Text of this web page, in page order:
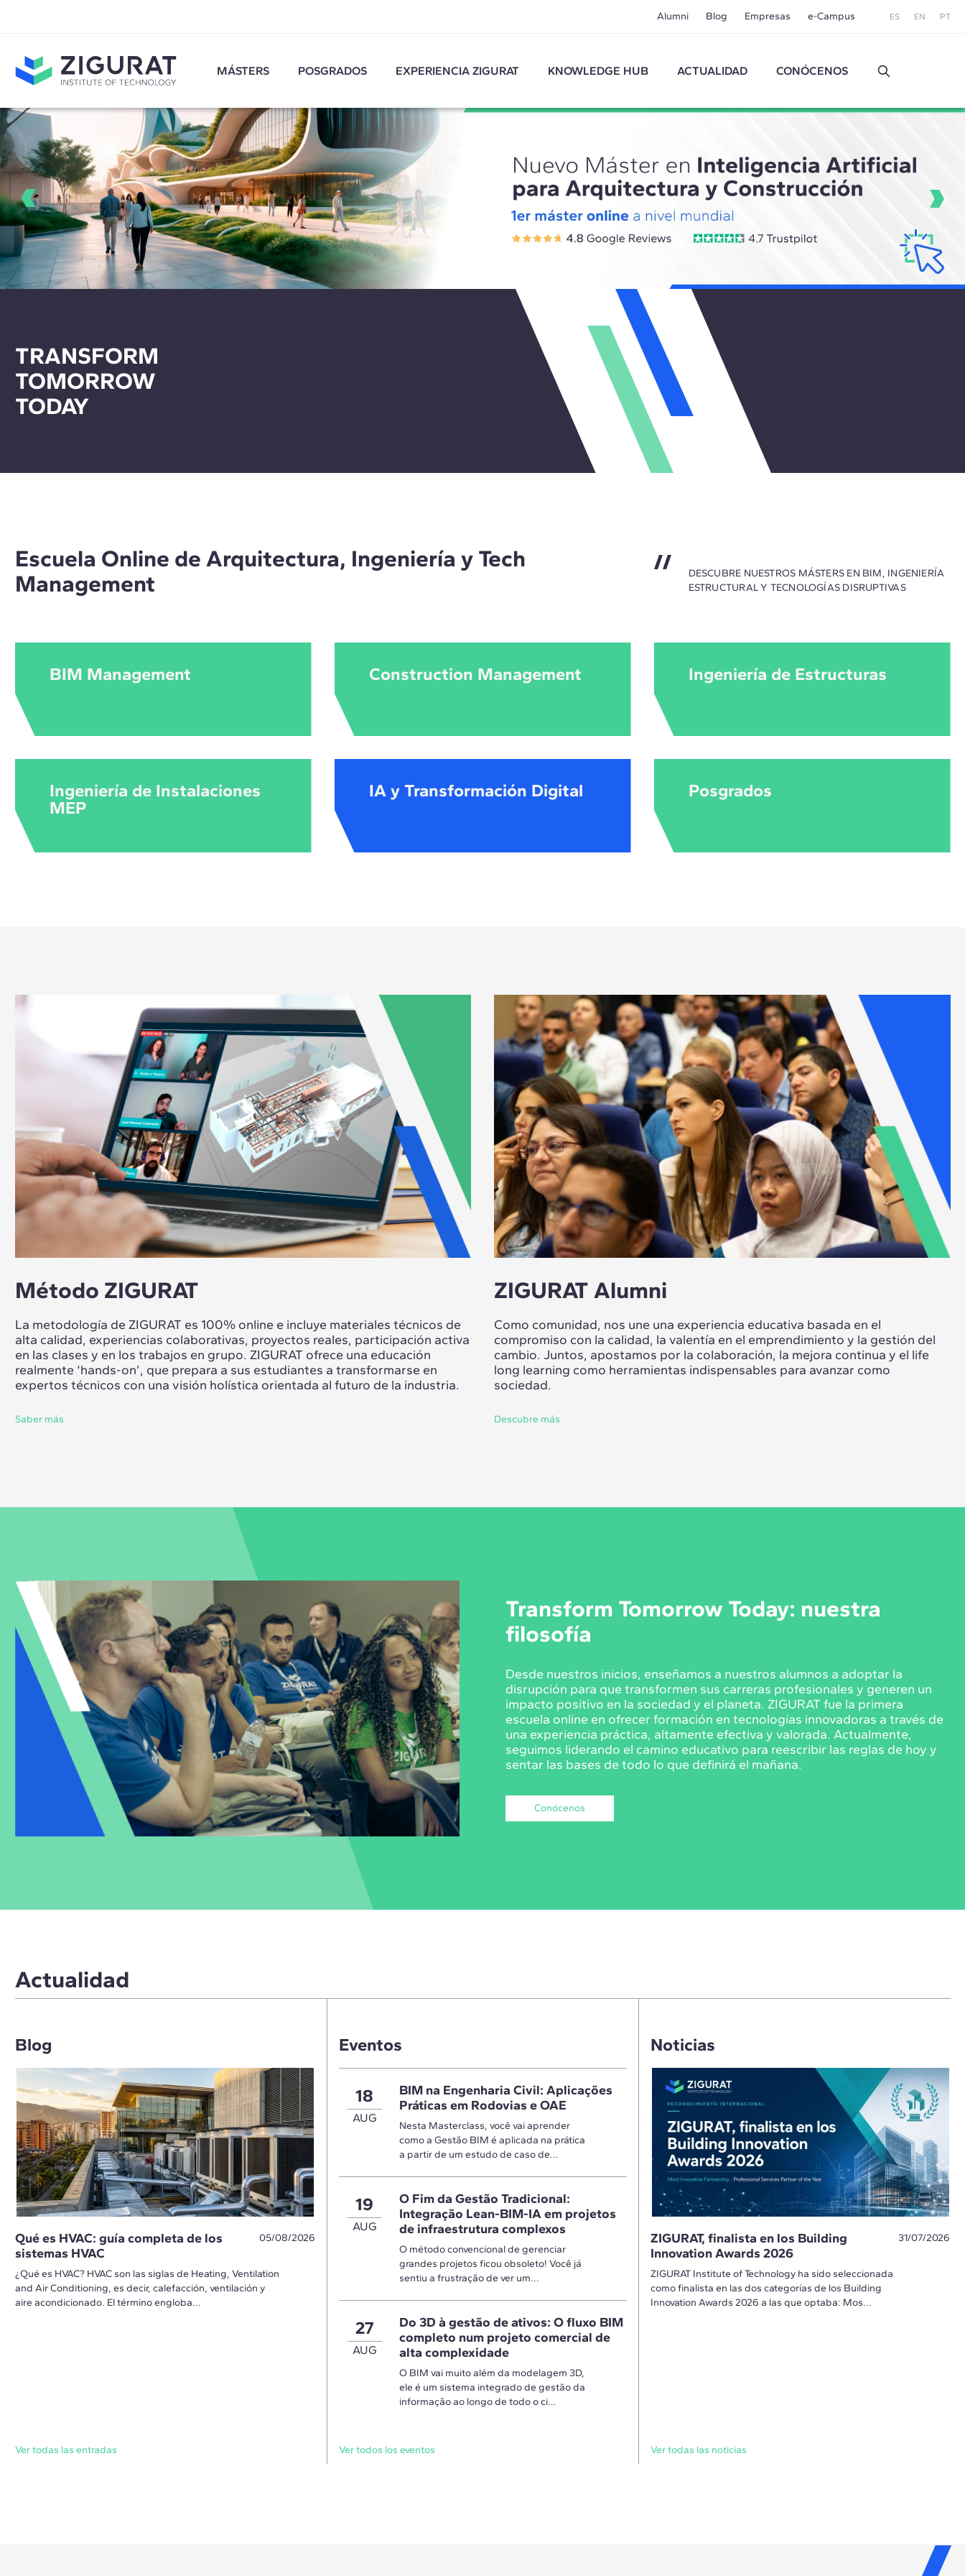
Alumni Blog Empresas e-Campus ES EN PT
MÁSTERS POSGRADOS EXPERIENCIA ZIGURAT KNOWLEDGE HUB ACTUALIDAD CONÓCENOS
TRANSFORM
TOMORROW
TODAY
Escuela Online de Arquitectura, Ingeniería y Tech
Management
DESCUBRE NUESTROS MÁSTERS EN BIM, INGENIERÍA
ESTRUCTURAL Y TECNOLOGÍAS DISRUPTIVAS
BIM Management Construction Management Ingeniería de Estructuras
Ingeniería de Instalaciones
MEP
IA y Transformación Digital Posgrados
Método ZIGURAT
La metodología de ZIGURAT es 100% online e incluye materiales técnicos de
alta calidad, experiencias colaborativas, proyectos reales, participación activa
en las clases y en los trabajos en grupo. ZIGURAT ofrece una educación
realmente ‘hands-on’, que prepara a sus estudiantes a transformarse en
expertos técnicos con una visión holística orientada al futuro de la industria.
Saber más
ZIGURAT Alumni
Como comunidad, nos une una experiencia educativa basada en el
compromiso con la calidad, la valentía en el emprendimiento y la gestión del
cambio. Juntos, apostamos por la colaboración, la mejora continua y el life
long learning como herramientas indispensables para avanzar como
sociedad.
Descubre más
Transform Tomorrow Today: nuestra
filosofía
Desde nuestros inicios, enseñamos a nuestros alumnos a adoptar la
disrupción para que transformen sus carreras profesionales y generen un
impacto positivo en la sociedad y el planeta. ZIGURAT fue la primera
escuela online en ofrecer formación en tecnologías innovadoras a través de
una experiencia práctica, altamente efectiva y valorada. Actualmente,
seguimos liderando el camino educativo para reescribir las reglas de hoy y
sentar las bases de todo lo que definirá el mañana.
Conócenos
Actualidad
Blog
Qué es HVAC: guía completa de los
sistemas HVAC
05/08/2026
¿Qué es HVAC? HVAC son las siglas de Heating, Ventilation
and Air Conditioning, es decir, calefacción, ventilación y
aire acondicionado. El término engloba...
Ver todas las entradas
Eventos
18
AUG
BIM na Engenharia Civil: Aplicações
Práticas em Rodovias e OAE
Nesta Masterclass, você vai aprender
como a Gestão BIM é aplicada na prática
a partir de um estudo de caso de...
19
AUG
O Fim da Gestão Tradicional:
Integração Lean-BIM-IA em projetos
de infraestrutura complexos
O método convencional de gerenciar
grandes projetos ficou obsoleto! Você já
sentiu a frustração de ver um...
27
AUG
Do 3D à gestão de ativos: O fluxo BIM
completo num projeto comercial de
alta complexidade
O BIM vai muito além da modelagem 3D,
ele é um sistema integrado de gestão da
informação ao longo de todo o ci...
Ver todos los eventos
Noticias
ZIGURAT, finalista en los Building
Innovation Awards 2026
31/07/2026
ZIGURAT Institute of Technology ha sido seleccionada
como finalista en las dos categorías de los Building
Innovation Awards 2026 a las que optaba: Mos...
Ver todas las noticias